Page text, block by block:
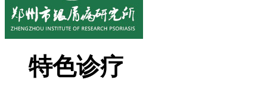
特色诊疗